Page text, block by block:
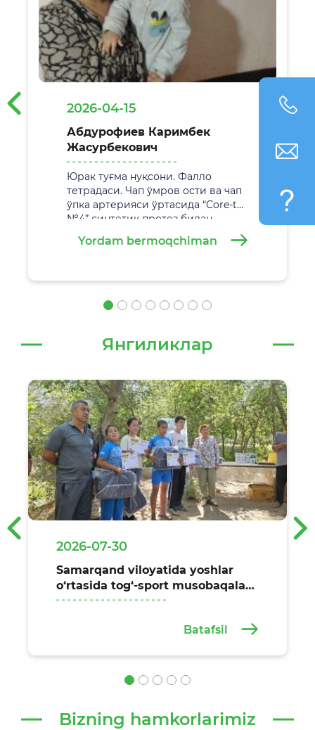
2026-04-15
Абдурофиев Каримбек
Жасурбекович
Юрак туғма нуқсони. Фалло
тетрадаси. Чап ўмров ости ва чап
ўпка артерияси ўртасида “Core-tax
№4” синтетик протез билан
анастамоз қўйиш. Жаррохлик
амалиёти 29.02.2026 йилда
оширилди.
Yordam bermoqchiman
‹
Янгиликлар
2026-07-30
Samarqand viloyatida yoshlar
o‘rtasida tog‘-sport musobaqalari
o‘tkazildi
Batafsil
‹ ›
Bizning hamkorlarimiz